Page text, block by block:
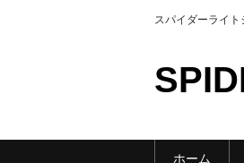
スパイダーライト
ホーム